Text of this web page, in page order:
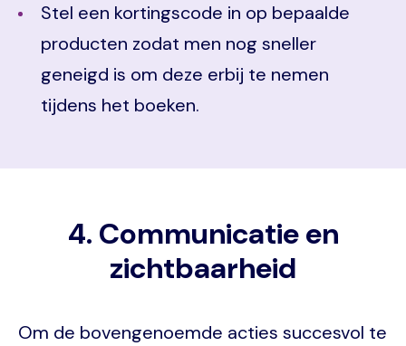
Stel een kortingscode in op bepaalde
producten zodat men nog sneller
geneigd is om deze erbij te nemen
tijdens het boeken.
4. Communicatie en
zichtbaarheid
Om de bovengenoemde acties succesvol te